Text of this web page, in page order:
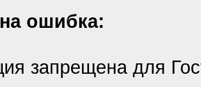
ошибка:
запрещена для